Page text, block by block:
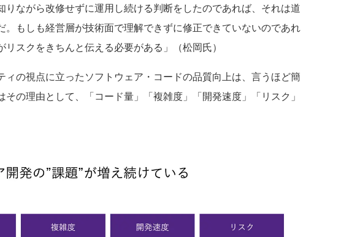
ながら改修せずに運用し続ける判断をしたのであれば、それは道
。もしも経営層が技術面で理解できずに修正できていないのであれ
リスクをきちんと伝える必要がある」（松岡氏）
の視点に立ったソフトウェア・コードの品質向上は、言うほど簡
その理由として、「コード量」「複雑度」「開発速度」「リスク」